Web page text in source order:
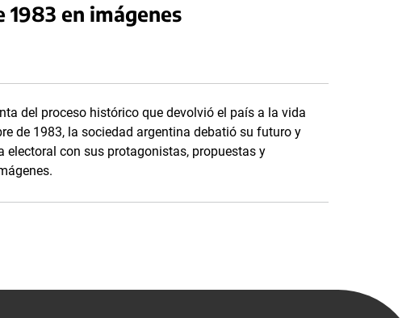
1983 en imágenes
del proceso histórico que devolvió el país a la vida
de 1983, la sociedad argentina debatió su futuro y
con sus protagonistas, propuestas y